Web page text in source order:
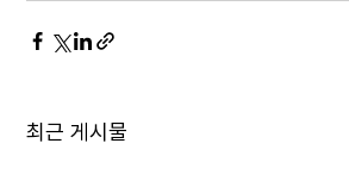
최근 게시물